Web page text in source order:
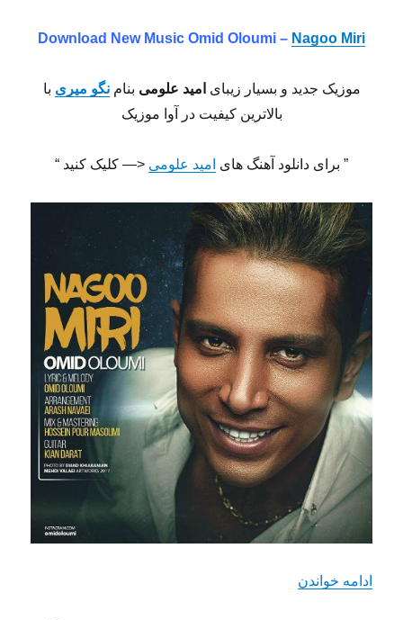
Download New Music Omid Oloumi – Nagoo Miri
موزیک جدید و بسیار زیبای امید علومی بنام نگو میری با
بالاترین کیفیت در آوا موزیک
” برای دانلود آهنگ های امید علومی <— کلیک کنید “
ادامه خواندن